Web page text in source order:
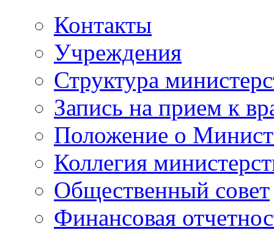
Контакты
Учреждения
Структура
Запись на прием к
Положение о
Коллегия
Общественный совет
Финансовая